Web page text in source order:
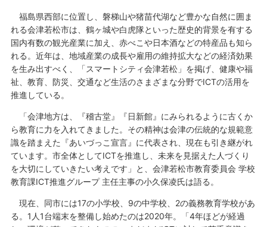
福島県西部に位置し、磐梯山や猪苗代湖など豊かな自然に囲ま
れる会津若松市は、鶴ヶ城や白虎隊といった歴史的背景を有する
国内有数の観光産業に加え、赤べこや日本酒などの特産品も知ら
れる。近年は、地域産業の成長や雇用の維持拡大などの経済効果
を生み出すべく、「スマートシティ会津若松」を掲げ、健康や福
祉、教育、防災、交通など生活のさまざまな分野でICTの活用を
推進している。
「会津地方は、『稽古堂』『日新館』にみられるように古くか
ら教育に力を入れてきました。その精神は会津の伝統的な規範意
識を踏まえた『あいづっこ宣言』に代表され、現在も引き継がれ
ています。市全体としてICTを推進し、未来を見据えた人づくり
を大切にしていきたい考えです」と、会津若松市教育委員会 学校
教育課ICT推進グループ 主任主事の小久保凌氏は語る。
現在、同市には17の小学校、9の中学校、2の義務教育学校があ
る。1人1台端末を整備し始めたのは2020年。「4年ほどが経過